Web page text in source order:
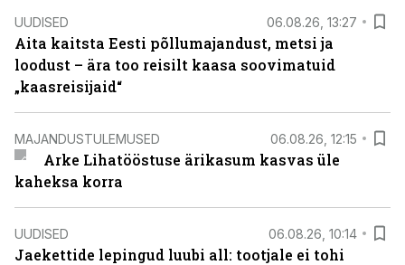
UUDISED 06.08.26, 13:27
Aita kaitsta Eesti põllumajandust, metsi ja
loodust – ära too reisilt kaasa soovimatuid
„kaasreisijaid“
MAJANDUSTULEMUSED 06.08.26, 12:15
Arke Lihatööstuse ärikasum kasvas üle
kaheksa korra
UUDISED 06.08.26, 10:14
Jaekettide lepingud luubi all: tootjale ei tohi